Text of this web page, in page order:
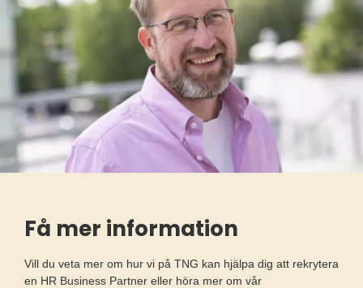
Få mer information
Vill du veta mer om hur vi på TNG kan hjälpa dig att rekrytera
en HR Business Partner eller höra mer om vår